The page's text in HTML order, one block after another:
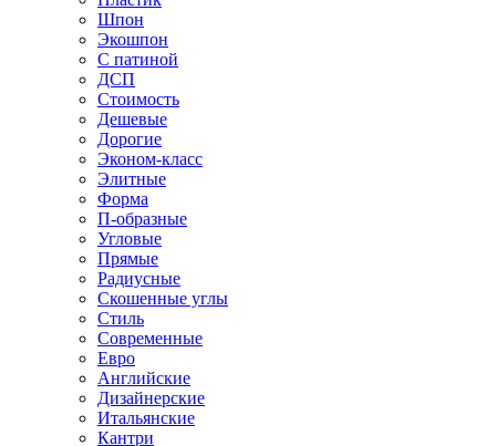
Шпон
Экошпон
С патиной
ДСП
Стоимость
Дешевые
Дорогие
Эконом-класс
Элитные
Форма
П-образные
Угловые
Прямые
Радиусные
Скошенные углы
Стиль
Современные
Евро
Английские
Дизайнерские
Итальянские
Кантри